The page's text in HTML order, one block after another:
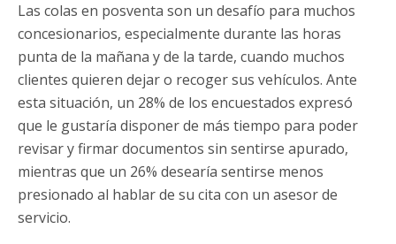
Las colas en posventa son un desafío para muchos
concesionarios, especialmente durante las horas
punta de la mañana y de la tarde, cuando muchos
clientes quieren dejar o recoger sus vehículos. Ante
esta situación, un 28% de los encuestados expresó
que le gustaría disponer de más tiempo para poder
revisar y firmar documentos sin sentirse apurado,
mientras que un 26% desearía sentirse menos
presionado al hablar de su cita con un asesor de
servicio.